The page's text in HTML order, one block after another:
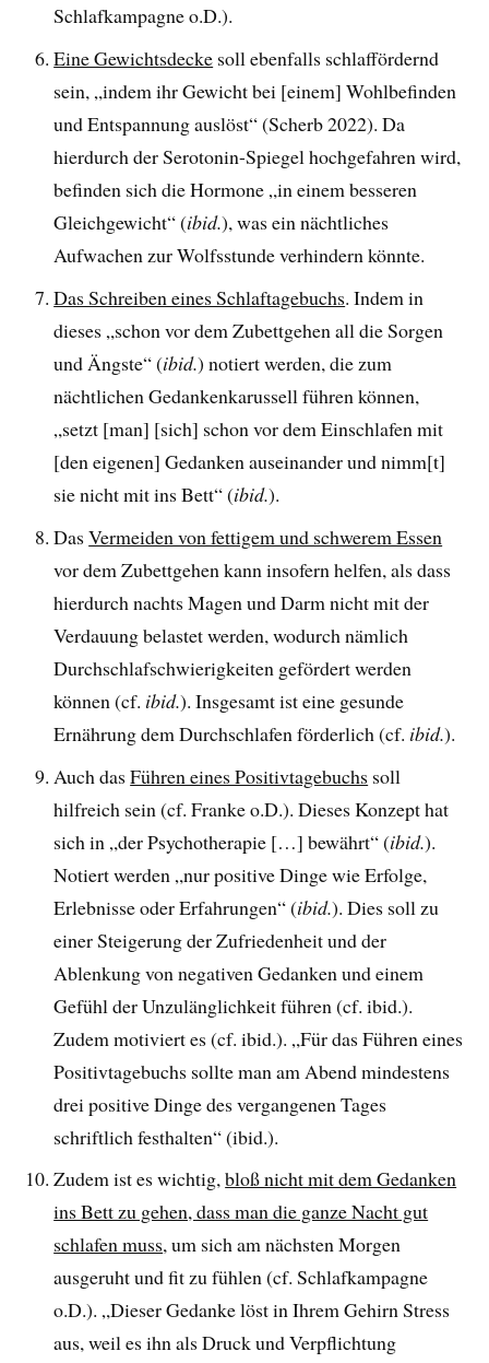
Schlafkampagne o.D.).
Eine Gewichtsdecke soll ebenfalls schlaffördernd
sein, „indem ihr Gewicht bei [einem] Wohlbefinden
und Entspannung auslöst“ (Scherb 2022). Da
hierdurch der Serotonin-Spiegel hochgefahren wird,
befinden sich die Hormone „in einem besseren
Gleichgewicht“ (ibid.), was ein nächtliches
Aufwachen zur Wolfsstunde verhindern könnte.
Das Schreiben eines Schlaftagebuchs. Indem in
dieses „schon vor dem Zubettgehen all die Sorgen
und Ängste“ (ibid.) notiert werden, die zum
nächtlichen Gedankenkarussell führen können,
„setzt [man] [sich] schon vor dem Einschlafen mit
[den eigenen] Gedanken auseinander und nimm[t]
sie nicht mit ins Bett“ (ibid.).
DasVermeiden von fettigem und schwerem Essen
vor dem Zubettgehen kann insofern helfen, als dass
hierdurch nachts Magen und Darm nicht mit der
Verdauung belastet werden, wodurch nämlich
Durchschlafschwierigkeiten gefördert werden
können (cf. ibid.). Insgesamt ist eine gesunde
Ernährung dem Durchschlafen förderlich (cf. ibid.).
Auch dasFühren eines Positivtagebuchs soll
hilfreich sein (cf. Franke o.D.). Dieses Konzept hat
sich in „der Psychotherapie […] bewährt“ (ibid.).
Notiert werden „nur positive Dinge wie Erfolge,
Erlebnisse oder Erfahrungen“ (ibid.). Dies soll zu
einer Steigerung der Zufriedenheit und der
Ablenkung von negativen Gedanken und einem
Gefühl der Unzulänglichkeit führen (cf. ibid.).
Zudem motiviert es (cf. ibid.). „Für das Führen eines
Positivtagebuchs sollte man am Abend mindestens
drei positive Dinge des vergangenen Tages
schriftlich festhalten“ (ibid.).
Zudem ist es wichtig,bloß nicht mit dem Gedanken
ins Bett zu gehen, dass man die ganze Nacht gut
schlafen muss, um sich am nächsten Morgen
ausgeruht und fit zu fühlen (cf. Schlafkampagne
o.D.). „Dieser Gedanke löst in Ihrem Gehirn Stress
aus, weil es ihn als Druck und Verpflichtung